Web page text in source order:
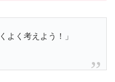
よく考えよう！」